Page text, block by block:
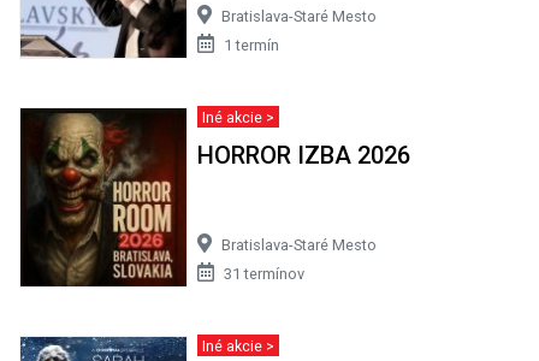
Bratislava-Staré Mesto
1 termín
Iné akcie >
HORROR IZBA 2026
Bratislava-Staré Mesto
31 termínov
Iné akcie >